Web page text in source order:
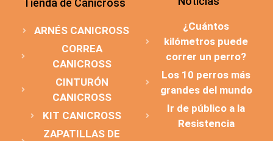
Tienda de Canicross
ARNÉS CANICROSS
CORREA
CANICROSS
CINTURÓN
CANICROSS
KIT CANICROSS
ZAPATILLAS DE
¿Cuántos
kilómetros puede
correr un perro?
Los 10 perros más
grandes del mundo
Ir de público a la
Resistencia